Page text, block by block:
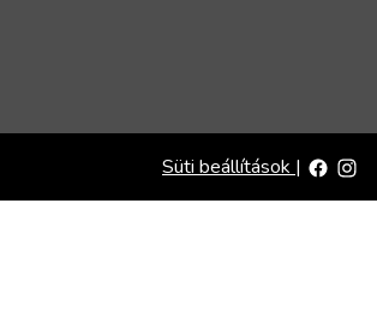
Süti beállítások |